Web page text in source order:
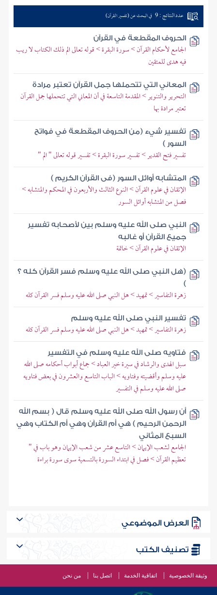
عدد النتائج : 9 في البحث عن (تفسير القرآن)
الحروف المقطعة في القرآن
الجامع لأحكام القرآن > سورة البقرة > قوله تعالى الم ذلك الكتاب لا ريب
فيه هدى للمتقين
المعاني التي تتحملها جمل القرآن تعتبر مرادة
التحرير والتنوير > المقدمة التاسعة في أن المعاني التي تتحملها جمل القرآن
تعتبر مرادة بها
تفسير شيء (من الحروف المقطعة في فواتح
السور )
تفسير فتح القدير > تفسير سورة البقرة > تفسير قوله تعالى " الم "
المتشابه أوائل السور (فى القرآن الكريم )
الإتقان في علوم القرآن > النوع الثالث والأربعون في المحكم والمتشابه >
فصل من المتشابه أوائل السور
النبي صلى الله عليه وسلم بين لأصحابه تفسير
جميع القرآن أو غالبه
الإتقان في علوم القرآن > خاتمة
(هل النبي صلى الله عليه وسلم فسر القرآن كله ؟
)
زهرة التفاسير > تمهيد > هل النبي صلى الله عليه وسلم فسر القرآن كله
تفسير النبي صلى الله عليه وسلم
زهرة التفاسير > تمهيد > هل النبي صلى الله عليه وسلم فسر القرآن كله
فتاويه صلى الله عليه وسلم في التفسير
سبل الهدى والرشاد في سيرة خير العباد > جماع أبواب أحكامه صلى الله
عليه وسلم وأقضيته وفتاويه > الباب التاسع والعشرون في بعض فتاويه
صلى الله عليه وسلم في التفسير
أن رسول الله صلى الله عليه وسلم قال ( بسم الله
الرحمن الرحيم ) هي أم القرآن وهي أم الكتاب وهي
السبع المثاني
الجامع لشعب الإيمان > التاسع عشر من شعب الإيمان وهو باب في "
تعظيم القرآن > فصل في ابتداء السورة بالتسمية سوى سورة براءة
العرض الموضوعي
تصنيف الكتب
وثيقة الخصوصية اتفاقية الخدمة اتصل بنا من نحن